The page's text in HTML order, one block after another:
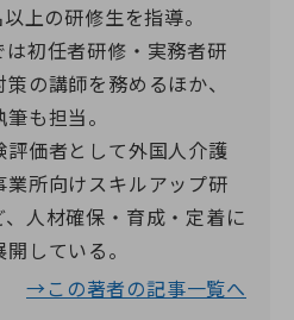
上の研修生を指導。
初任者研修・実務者研
の講師を務めるほか、
も担当。
評価者として外国人介護
所向けスキルアップ研
人材確保・育成・定着に
している。
→この著者の記事一覧へ